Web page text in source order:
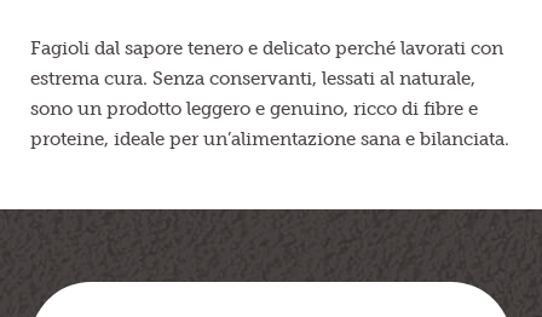
Fagioli dal sapore tenero e delicato perché lavorati con
estrema cura. Senza conservanti, lessati al naturale,
sono un prodotto leggero e genuino, ricco di fibre e
proteine, ideale per un’alimentazione sana e bilanciata.